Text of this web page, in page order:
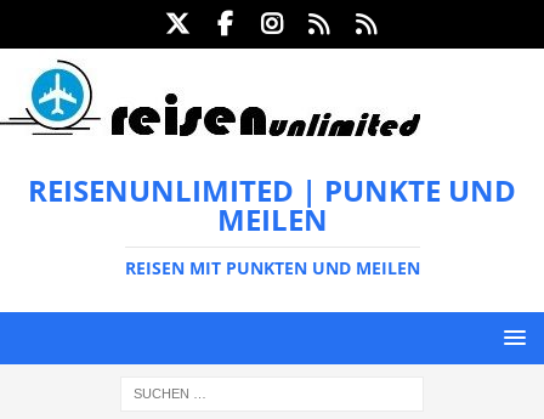
REISENUNLIMITED | PUNKTE UND
MEILEN
REISEN MIT PUNKTEN UND MEILEN